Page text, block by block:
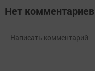
Нет комментариев